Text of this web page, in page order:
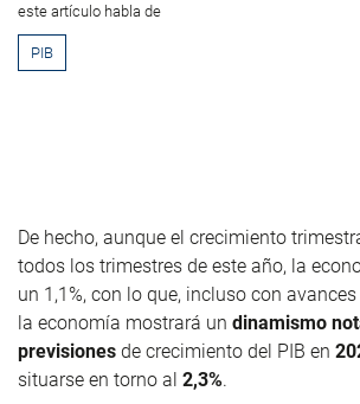
este artículo habla de
PIB
De hecho, aunque el crecimiento
todos los trimestres de este año, la
un 1,1%, con lo que, incluso con
la economía mostrará un dinamismo
previsiones de crecimiento del PIB en
situarse en torno al 2,3%.